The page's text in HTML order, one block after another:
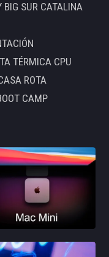
BIG SUR CATALINA
TÉRMICA CPU
ROTA
CAMP